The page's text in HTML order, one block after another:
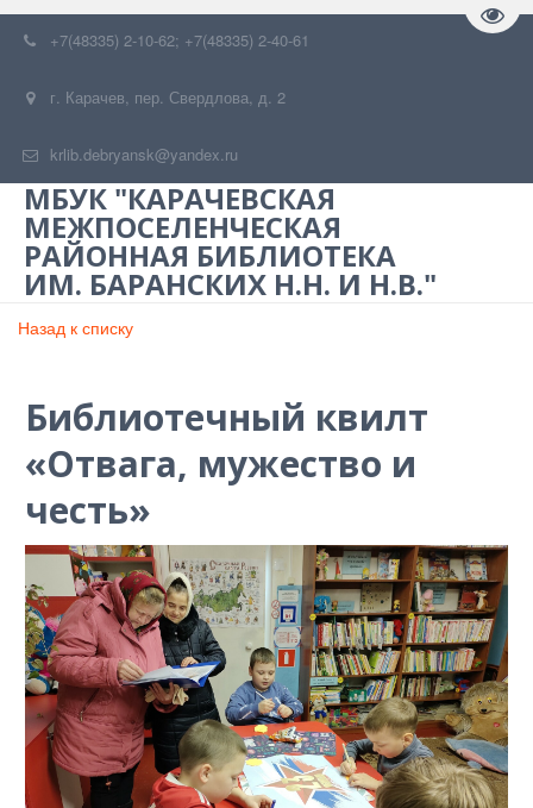
+7(48335) 2-10-62; +7(48335) 2-40-61
г. Карачев, пер. Свердлова, д. 2
krlib.debryansk@yandex.ru
МБУК "КАРАЧЕВСКАЯ
МЕЖПОСЕЛЕНЧЕСКАЯ
РАЙОННАЯ БИБЛИОТЕКА
ИМ. БАРАНСКИХ Н.Н. И Н.В."
Назад к списку
Библиотечный квилт
«Отвага, мужество и
честь»